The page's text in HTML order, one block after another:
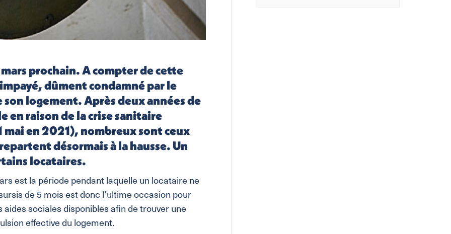
prochain. A compter de cette
dûment condamné par le
logement. Après deux années de
en raison de la crise sanitaire
en 2021), nombreux sont ceux
désormais à la hausse. Un
locataires.
est la période pendant laquelle un locataire ne
de 5 mois est donc l’ultime occasion pour
sociales disponibles afin de trouver une
effective du logement.